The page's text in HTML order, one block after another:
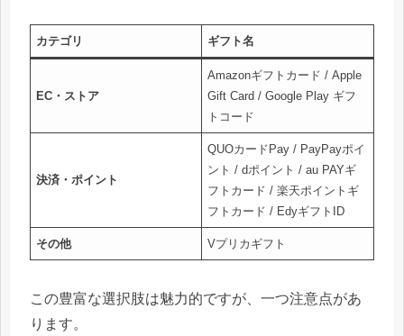
カテゴリ ギフト名
EC・ストア
Amazonギフトカード / Apple
Gift Card / Google Play ギフ
トコード
決済・ポイント
QUOカードPay / PayPayポイ
ント / dポイント / au PAYギ
フトカード / 楽天ポイントギ
フトカード / EdyギフトID
その他 Vプリカギフト
この豊富な選択肢は魅力的ですが、一つ注意点があ
ります。